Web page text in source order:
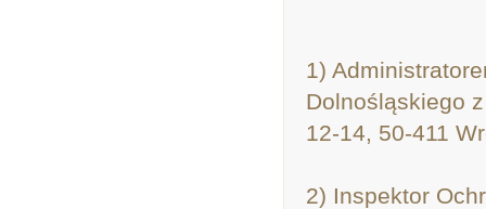
1)
Dolnośląskiego
12-14, 50-411
2) Inspektor